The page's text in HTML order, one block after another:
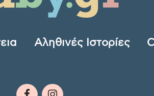
Αληθινές Ιστορίες